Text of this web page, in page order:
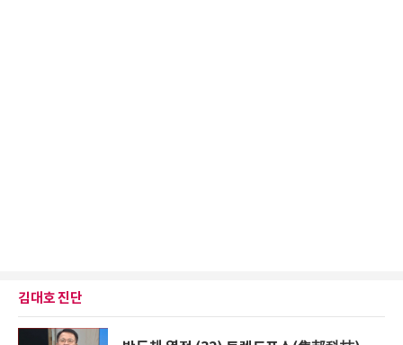
김대호 진단